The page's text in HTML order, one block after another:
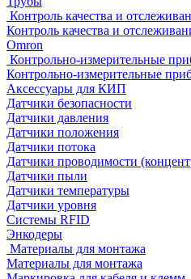
Контроль качества и
Контроль качества и
Omron
Контрольно-измерительные
Контрольно-измерительные
Аксессуары для КИП
Датчики безопасности
Датчики давления
Датчики положения
Датчики потока
Датчики проводимости
Датчики пыли
Датчики температуры
Датчики уровня
Системы RFID
Энкодеры
Материалы для монтажа
Материалы для монтажа